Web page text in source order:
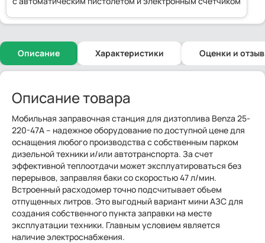
Описание Характеристики Оценки и
Описание товара
Мобильная заправочная станция для дизтоплива Benza 25-
220-47А – надежное оборудование по доступной цене для
оснащения любого производства с собственным парком
дизельной техники и/или автотранспорта. За счет
эффективной теплоотдачи может эксплуатироваться без
перерывов, заправляя баки со скоростью 47 л/мин.
Встроенный расходомер точно подсчитывает объем
отпущенных литров. Это выгодный вариант мини АЗС для
создания собственного пункта заправки на месте
эксплуатации техники. Главным условием является
наличие электроснабжения.